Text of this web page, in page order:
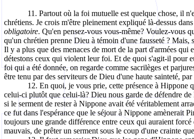
11. Partout où la foi mutuelle est quelque chose, il
chrétiens. Je crois m'être pleinement expliqué là-dessus
obligatoire. Qu'en pensez-vous vous-même? Voulez-vous
qu'un chrétien prenne Dieu à témoin d'une fausseté ?
Il y a plus que des menaces de mort de la part d'armées
détestons ceux qui violent leur foi. Et de quoi s'agit-il pour
foi qui a été donnée, on regarde comme sacrilèges et
être tenu par des serviteurs de Dieu d'une haute sainteté,
12. En quoi, je vous prie, cette présence à Hippone
celui-ci plutôt que celui-là? Dieu nous garde de défendre
si le serment de rester à Nippone avait été véritablement
ce fut dans l'espérance que le séjour à Nippone amènerait
toujours une grande différence entre ceux qui auraient
mauvais, de prêter un serment sous le coup d'une crainte